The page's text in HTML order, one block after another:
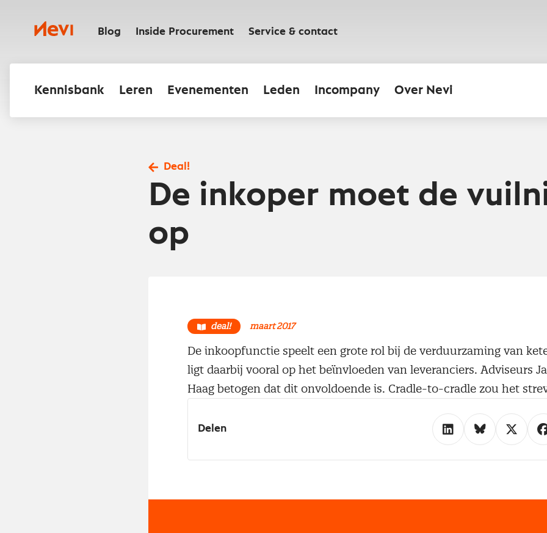
inhoudNevi Blog Inside Procurement Service & contact
Kennisbank Leren Evenementen Leden Incompany Over Nevi
Deal!
De inkoper moet de
op
deal! maart 2017
De inkoopfunctie speelt een grote rol bij de verduurzaming van
ligt daarbij vooral op het beïnvloeden van leveranciers. Adviseurs
Haag betogen dat dit onvoldoende is. Cradle-to-cradle zou het
Delen